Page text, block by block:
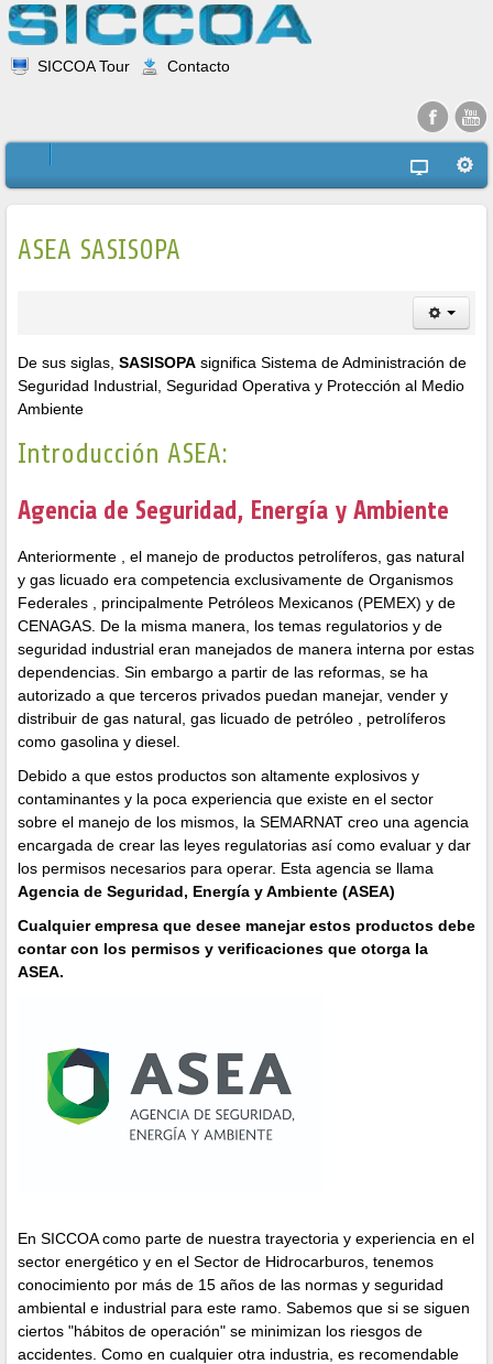
SICCOA Tour Contacto
ASEA SASISOPA
De sus siglas, SASISOPA significa Sistema de Administración de
Seguridad Industrial, Seguridad Operativa y Protección al Medio
Ambiente
Introducción ASEA:
Agencia de Seguridad, Energía y Ambiente
Anteriormente , el manejo de productos petrolíferos, gas natural
y gas licuado era competencia exclusivamente de Organismos
Federales , principalmente Petróleos Mexicanos (PEMEX) y de
CENAGAS. De la misma manera, los temas regulatorios y de
seguridad industrial eran manejados de manera interna por estas
dependencias. Sin embargo a partir de las reformas, se ha
autorizado a que terceros privados puedan manejar, vender y
distribuir de gas natural, gas licuado de petróleo , petrolíferos
como gasolina y diesel.
Debido a que estos productos son altamente explosivos y
contaminantes y la poca experiencia que existe en el sector
sobre el manejo de los mismos, la SEMARNAT creo una agencia
encargada de crear las leyes regulatorias así como evaluar y dar
los permisos necesarios para operar. Esta agencia se llama
Agencia de Seguridad, Energía y Ambiente (ASEA)
Cualquier empresa que desee manejar estos productos debe
contar con los permisos y verificaciones que otorga la
ASEA.
En SICCOA como parte de nuestra trayectoria y experiencia en el
sector energético y en el Sector de Hidrocarburos, tenemos
conocimiento por más de 15 años de las normas y seguridad
ambiental e industrial para este ramo. Sabemos que si se siguen
ciertos "hábitos de operación" se minimizan los riesgos de
accidentes. Como en cualquier otra industria, es recomendable